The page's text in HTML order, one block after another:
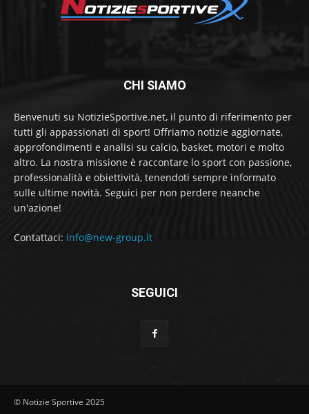
CHI SIAMO
Benvenuti su NotizieSportive.net, il punto di riferimento per
tutti gli appassionati di sport! Offriamo notizie aggiornate,
approfondimenti e analisi su calcio, basket, motori e molto
altro. La nostra missione è raccontare lo sport con passione,
professionalità e obiettività, tenendoti sempre informato
sulle ultime novità. Seguici per non perdere neanche
un'azione!
Contattaci: info@new-group.it
SEGUICI
© Notizie Sportive 2025